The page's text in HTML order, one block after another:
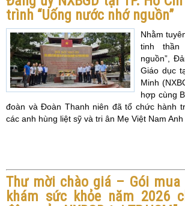
trình “Uống nước nhớ nguồn”
Nhằm
tinh thần
nguồn”,
Giáo dục
Minh
hợp cùng
đoàn và Đoàn Thanh niên đã tổ chức hành
các anh hùng liệt sỹ và tri ân Mẹ Việt Nam Anh
Thư mời chào giá – Gói mua
khám sức khỏe năm 2026